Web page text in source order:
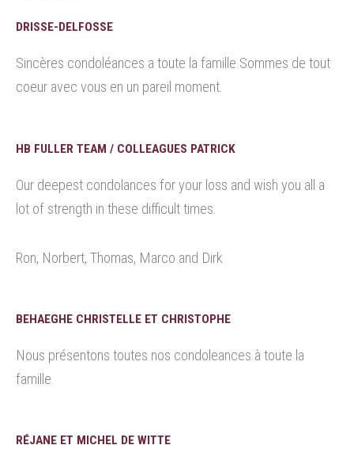
DRISSE-DELFOSSE
Sincères condoléances a toute la famille.Sommes de tout
coeur avec vous en un pareil moment.
HB FULLER TEAM / COLLEAGUES PATRICK
Our deepest condolances for your loss and wish you all a
lot of strength in these difficult times.
Ron, Norbert, Thomas, Marco and Dirk
BEHAEGHE CHRISTELLE ET CHRISTOPHE
Nous présentons toutes nos condoleances à toute la
famille.
RÉJANE ET MICHEL DE WITTE